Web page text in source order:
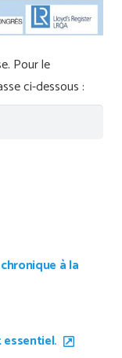
Pour le
ci-dessous :
à la